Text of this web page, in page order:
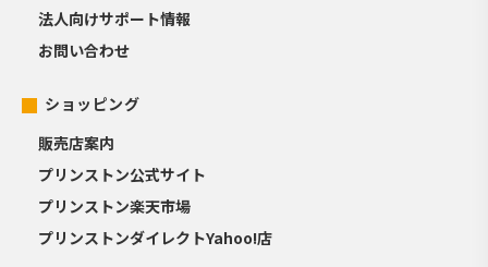
法人向けサポート情報
お問い合わせ
ショッピング
販売店案内
プリンストン公式サイト
プリンストン楽天市場
プリンストンダイレクトYahoo!店